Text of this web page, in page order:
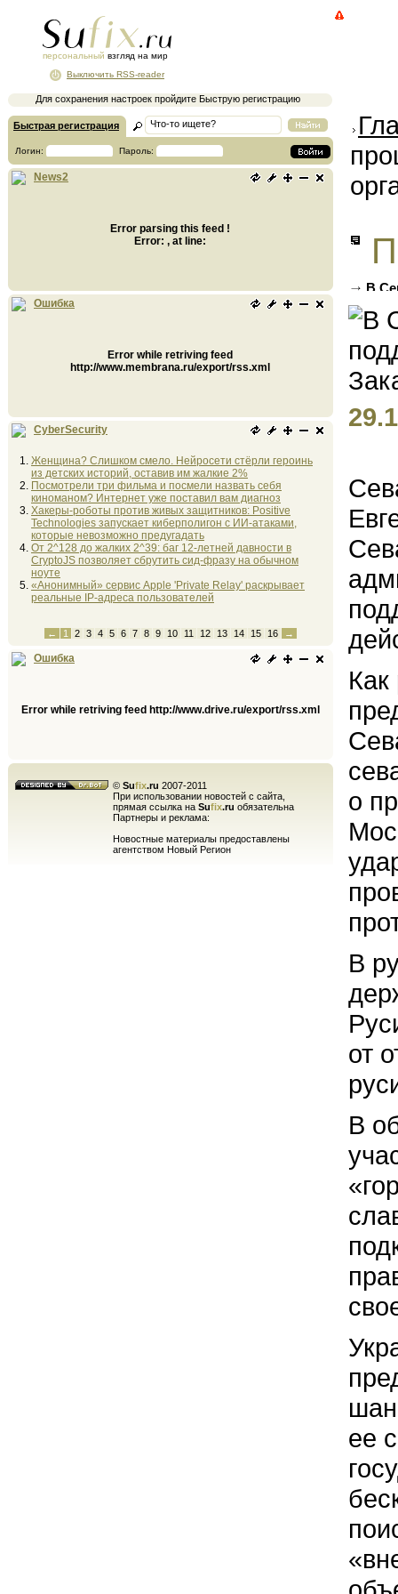
персональный взгляд на мир
Для сохранения настроек пройдите Быструю регистрацию
Выключить RSS-reader
Быстрая регистрация
Логин: Пароль:
News2
Error parsing this feed !
Error: , at line:
Ошибка
Error while retriving feed
http://www.membrana.ru/export/rss.xml
CyberSecurity
Женщина? Слишком смело. Нейросети стёрли героинь
из детских историй, оставив им жалкие 2%
Посмотрели три фильма и посмели назвать себя
киноманом? Интернет уже поставил вам диагноз
Хакеры-роботы против живых защитников: Positive
Technologies запускает киберполигон с ИИ-атаками,
которые невозможно предугадать
От 2^128 до жалких 2^39: баг 12-летней давности в
CryptoJS позволяет сбрутить сид-фразу на обычном
ноуте
«Анонимный» сервис Apple 'Private Relay' раскрывает
реальные IP-адреса пользователей
← 1 2 3 4 5 6 7 8 9 10 11 12 13 14 15 16 →
Ошибка
Error while retriving feed http://www.drive.ru/export/rss.xml
© Sufix.ru 2007-2011
При использовании новостей с сайта,
прямая ссылка на Sufix.ru обязательна
Партнеры и реклама:
Новостные материалы предоставлены
агентством Новый Регион
В
Как
о
В
от
В
ее